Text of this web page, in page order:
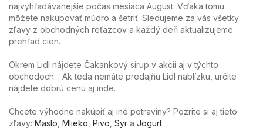
najvyhľadávanejšie počas mesiaca August. Vďaka tomu
môžete nakupovať múdro a šetriť. Sledujeme za vás všetky
zľavy z obchodných reťazcov a každý deň aktualizujeme
prehľad cien.
Okrem Lidl nájdete Čakankový sirup v akcii aj v týchto
obchodoch: . Ak teda nemáte predajňu Lidl nablízku, určite
nájdete dobrú cenu aj inde.
Chcete výhodne nakúpiť aj iné potraviny? Pozrite si aj tieto
zľavy: Maslo Mlieko Pivo Syr a Jogurt.